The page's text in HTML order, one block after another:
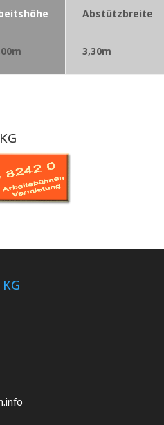
Abstützbreite
3,30m